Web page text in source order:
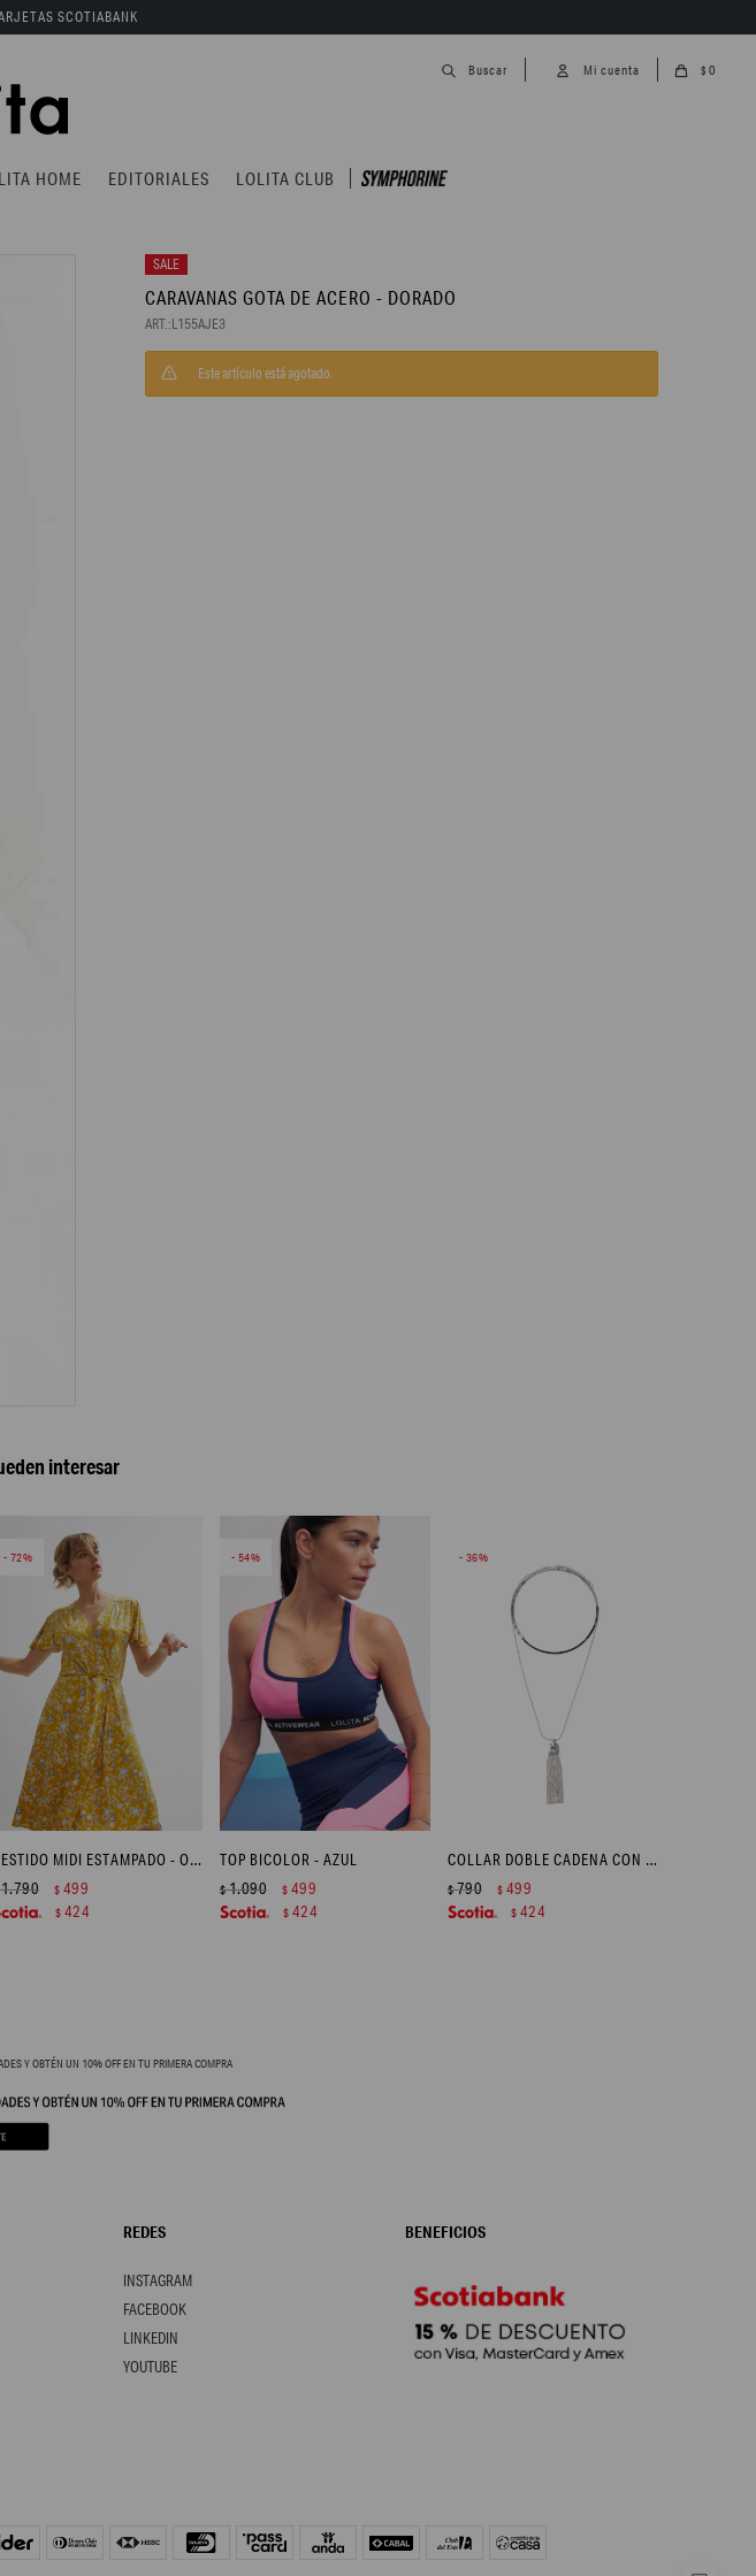
HOME EDITORIALES LOLITA CLUB
$ 0
SCOTIABANK
CARAVANAS GOTA DE ACERO - DORADO
L155AJE3
Este artículo está agotado.
interesar
72
VESTIDO MIDI ESTAMPADO - OCRE
1.790 $ 499
$ 424
54
TOP BICOLOR - AZUL
$1.090 $ 499
$ 424
36
COLLAR DOBLE CADENA CON DIJE - PLATEADO
$790 $ 499
$ 424
Y OBTÉN UN 10% OFF EN TU PRIMERA COMPRA
REDES
FACEBOOK
YOUTUBE
INSTAGRAM
LINKEDIN
BENEFICIOS